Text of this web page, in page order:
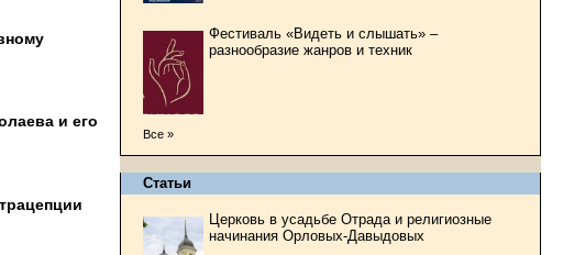
и его
Фестиваль «Видеть и слышать» –
разнообразие жанров и техник
Все »
Статьи
Церковь в усадьбе Отрада и религиозные
начинания Орловых-Давыдовых